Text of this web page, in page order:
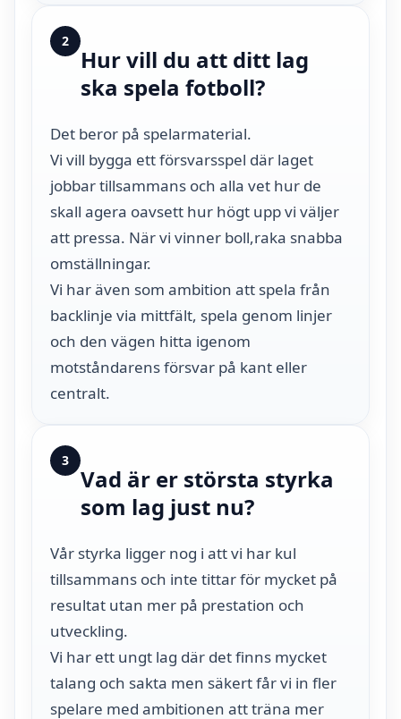
2
Hur vill du att ditt lag
ska spela fotboll?
Det beror på spelarmaterial.
Vi vill bygga ett försvarsspel där laget
jobbar tillsammans och alla vet hur de
skall agera oavsett hur högt upp vi väljer
att pressa. När vi vinner boll,raka snabba
omställningar.
Vi har även som ambition att spela från
backlinje via mittfält, spela genom linjer
och den vägen hitta igenom
motståndarens försvar på kant eller
centralt.
3
Vad är er största styrka
som lag just nu?
Vår styrka ligger nog i att vi har kul
tillsammans och inte tittar för mycket på
resultat utan mer på prestation och
utveckling.
Vi har ett ungt lag där det finns mycket
talang och sakta men säkert får vi in fler
spelare med ambitionen att träna mer